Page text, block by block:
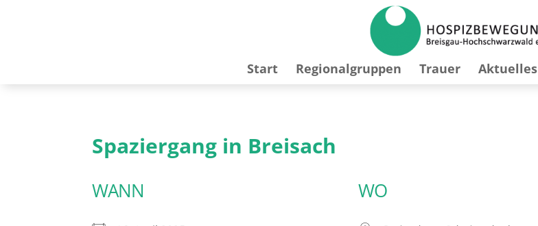
Start Regionalgruppen Trauer Aktuelles
Spaziergang in Breisach
WANN WO